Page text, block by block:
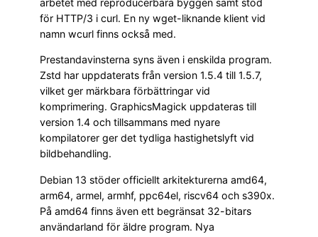
arbetet med reproducerbara byggen samt stöd
för HTTP/3 i curl. En ny wget-liknande klient vid
namn wcurl finns också med.
Prestandavinsterna syns även i enskilda program.
Zstd har uppdaterats från version 1.5.4 till 1.5.7,
vilket ger märkbara förbättringar vid
komprimering. GraphicsMagick uppdateras till
version 1.4 och tillsammans med nyare
kompilatorer ger det tydliga hastighetslyft vid
bildbehandling.
Debian 13 stöder officiellt arkitekturerna amd64,
arm64, armel, armhf, ppc64el, riscv64 och s390x.
På amd64 finns även ett begränsat 32-bitars
användarland för äldre program. Nya